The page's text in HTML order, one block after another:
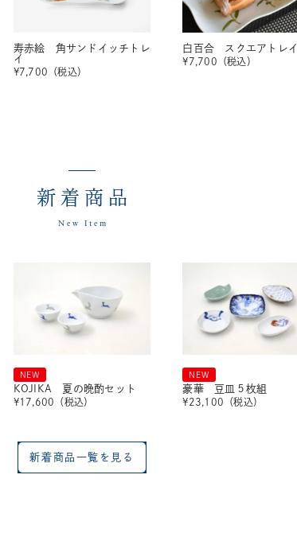
寿赤絵 角サンドイッチトレ
イ
¥7,700 （税込）
白百合 スクエアトレイ
¥ 7,700 （税込）
新着商品
New Item
NEW
KOJIKA 夏の晩酌セット
¥17,600 （税込）
NEW
豪華 豆皿５枚組
¥23,100 （税込）
新着商品一覧を見る